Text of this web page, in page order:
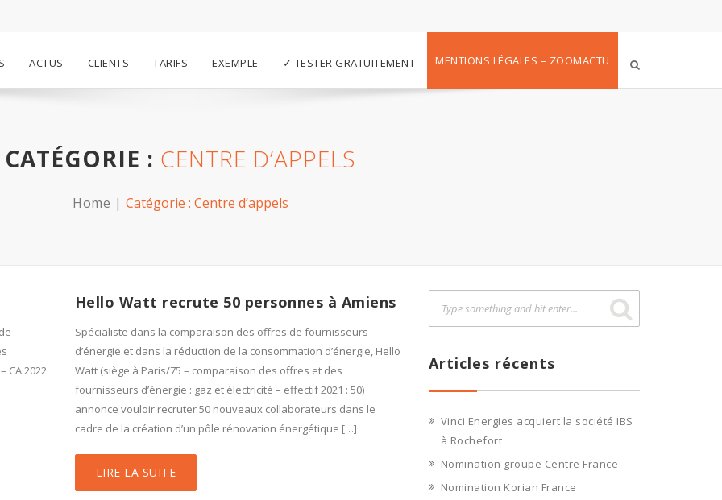
ACTUS CLIENTS TARIFS EXEMPLE ✓ TESTER GRATUITEMENT MENTIONS LÉGALES – ZOOMACTU
CATÉGORIE : CENTRE D’APPELS
Home Catégorie : Centre d’appels
CA 2022
Hello Watt recrute 50 personnes à Amiens
Spécialiste dans la comparaison des offres de fournisseurs
d’énergie et dans la réduction de la consommation d’énergie, Hello
Watt (siège à Paris/75 – comparaison des offres et des
fournisseurs d’énergie : gaz et électricité – effectif 2021 : 50)
annonce vouloir recruter 50 nouveaux collaborateurs dans le
cadre de la création d’un pôle rénovation énergétique […]
LIRE LA SUITE
Articles récents
Vinci Energies acquiert la société IBS
à Rochefort
Nomination groupe Centre France
Nomination Korian France